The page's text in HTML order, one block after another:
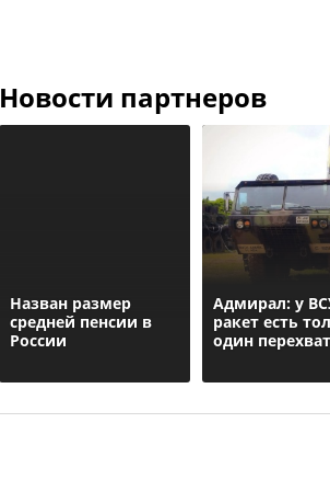
Новости партнеров
Назван размер
средней пенсии в
России
Адмирал: у
ракет есть
один